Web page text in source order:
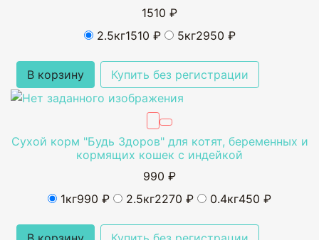
1510 ₽
2.5кг1510 ₽ 5кг2950 ₽
В корзину Купить без регистрации
Сухой корм "Будь Здоров" для котят, беременных и
кормящих кошек с индейкой
990 ₽
1кг990 ₽ 2.5кг2270 ₽ 0.4кг450 ₽